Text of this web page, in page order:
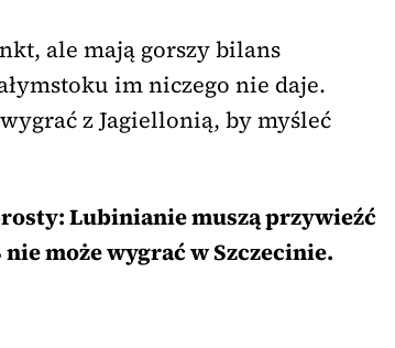
ale mają gorszy bilans
im niczego nie daje.
z Jagiellonią, by myśleć
Lubinianie muszą przywieźć
może wygrać w Szczecinie.